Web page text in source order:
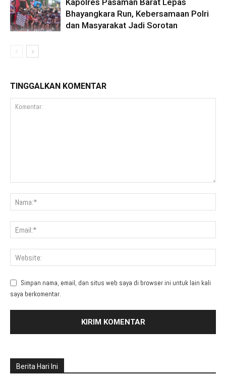
Kapolres Pasaman Barat Lepas
Bhayangkara Run, Kebersamaan Polri
dan Masyarakat Jadi Sorotan
TINGGALKAN KOMENTAR
Simpan nama, email, dan situs web saya di browser ini untuk lain kali
saya berkomentar.
Berita Hari Ini